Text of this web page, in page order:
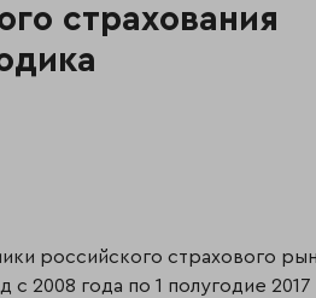
страхования
российского страхового
с 2008 года по 1 полугодие